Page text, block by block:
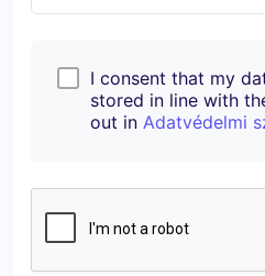
I consent that my
stored in line with
out in Adatvédelmi